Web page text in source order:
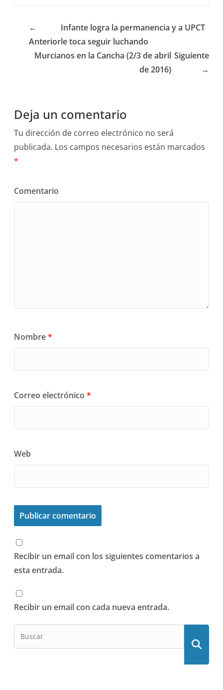
←
Anterior
Infante logra la permanencia y a UPCT
le toca seguir luchando
Murcianos en la Cancha (2/3 de abril
de 2016)
Siguiente
→
Deja un comentario
Tu dirección de correo electrónico no será
publicada. Los campos necesarios están marcados
*
Comentario
Nombre*
Correo electrónico*
Web
Recibir un email con los siguientes comentarios a
esta entrada.
Recibir un email con cada nueva entrada.